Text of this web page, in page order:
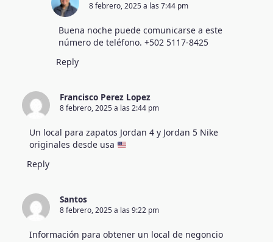
8 febrero, 2025 a las 7:44 pm
Buena noche puede comunicarse a este
número de teléfono. +502 5117-8425
Reply
Francisco Perez Lopez
8 febrero, 2025 a las 2:44 pm
Un local para zapatos Jordan 4 y Jordan 5 Nike
originales desde usa
Reply
Santos
8 febrero, 2025 a las 9:22 pm
Información para obtener un local de negoncio